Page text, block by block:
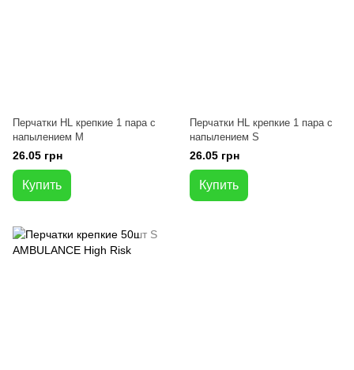
Перчатки HL крепкие 1 пара с
напылением M
26.05 грн
Купить
Перчатки HL крепкие 1 пара с
напылением S
26.05 грн
Купить